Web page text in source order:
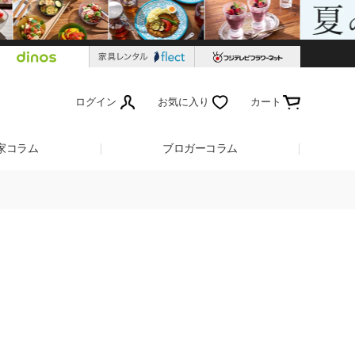
ログイン お気に入り カート
コラム ブロガーコラム